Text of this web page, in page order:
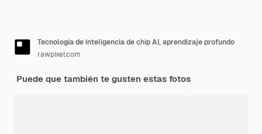
Tecnología de inteligencia de chip AI, aprendizaje profundo
rawpixel.com
Puede que también te gusten estas fotos